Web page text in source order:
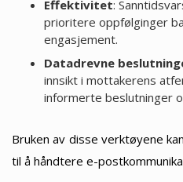
Effektivitet:
prioritere oppfølginger
engasjement.
Datadrevne
innsikt i mottakerens
informerte beslutninger
Bruken av disse verktøyene
til å håndtere e-